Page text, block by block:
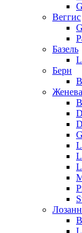
Bеггис
Базель
Берн
Женева